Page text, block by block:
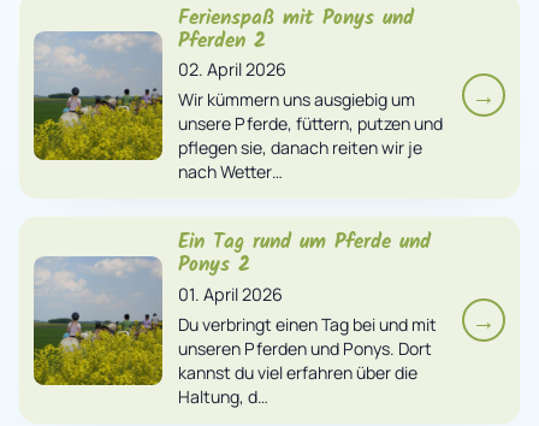
Ferienspaß mit Ponys und
Pferden 2
02. April 2026
Wir kümmern uns ausgiebig um
unsere Pferde, füttern, putzen und
pflegen sie, danach reiten wir je
nach Wetter…
→
Ein Tag rund um Pferde und
Ponys 2
01. April 2026
Du verbringt einen Tag bei und mit
unseren Pferden und Ponys. Dort
kannst du viel erfahren über die
Haltung, d…
→